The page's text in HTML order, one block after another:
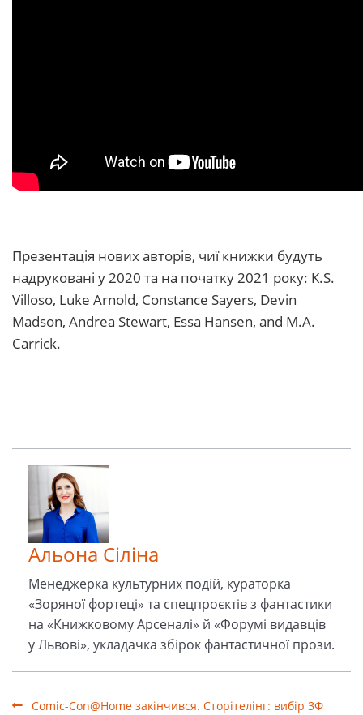
Презентація нових авторів, чиї книжки будуть
надруковані у 2020 та на початку 2021 року: K.S.
Villoso, Luke Arnold, Constance Sayers, Devin
Madson, Andrea Stewart, Essa Hansen, and M.A.
Carrick.
Альона Сіліна
Менеджерка культурних подiй, кураторка
«Зоряної фортеці» та спецпроєктів з фантастики
на «Книжковому Арсеналі» й «Форумі видавців
у Львові», укладачка збірок фантастичної прози.
Comic-Con@Home закінчився. Сторітелінг: вибір ЗФ